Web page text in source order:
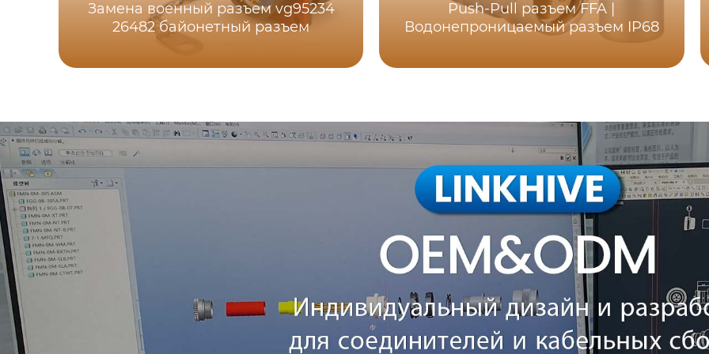
Замена военный разъем vg95234
26482 байонетный разъем
Push-Pull разъем FFA |
Водонепроницаемый разъем IP68